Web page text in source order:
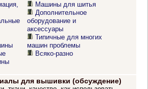
Машины для шитья
Дополнительное
оборудование и
аксессуары
Типичные для многих
машин проблемы
Всяко-разно
для вышивки (обсуждение)